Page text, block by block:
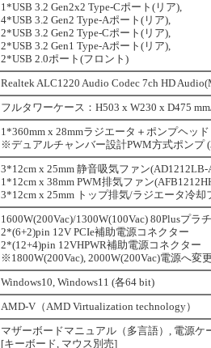
1*USB 3.2 Gen2x2 Type-Cポート(リア),
4*USB 3.2 Gen2 Type-Aポート(リア),
2*USB 3.2 Gen2 Type-Cポート(リア),
2*USB 3.2 Gen1 Type-Aポート(リア),
2*USB 2.0ポート(フロント)
Realtek ALC1220 Audio Codec 7ch HD
フルタワーケース：H503 x W230 x D475
1*360mm x 28mmラジエータ＋ポンプヘッ
※デュアルチャンバー設計PWM方式ポンプ
3*12cm x 25mm 静音吸気ファン(AD1212LB-
1*12cm x 38mm PWM排気ファン
3*12cm x 25mm トップ排気/ラジエータ冷却
1600W(200Vac)/1300W(100Vac) 80Plusプ
2*(6+2)pin 12V PCIe補助電源コネクター
2*(12+4)pin 12VHPWR補助電源コネクター
※1800W(200Vac), 2000W(200Vac)電源へ変
Windows10, Windows11 (各64 bit)
AMD-V（AMD Virtualization technology）
マザーボードマニュアル（多言語）, 電源ケ
[キーボード, マウス別売]